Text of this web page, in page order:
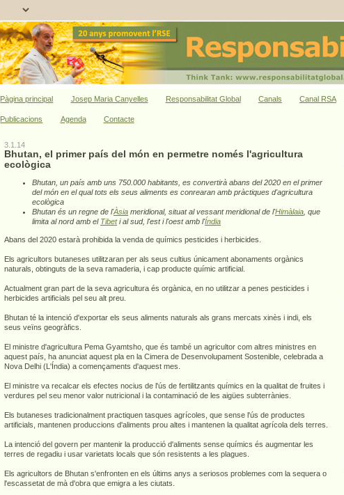
Pàgina principal Josep Maria Canyelles Responsabilitat Global Canals Canal RSA
Publicacions Agenda Contacte
3.1.14
Bhutan, el primer país del món en permetre només l'agricultura
ecològica
Bhutan, un país amb uns 750.000 habitants, es convertirà abans del 2020 en el primer
del món en el qual tots els seus aliments es conrearan amb pràctiques d'agricultura
ecològica
Bhutan és un regne de l'Àsia meridional, situat al vessant meridional de l'Himàlaia, que
limita al nord amb el Tibeti al sud, l'est i l'oest amb l'Índia
Abans del 2020 estarà prohibida la venda de químics pesticides i herbicides.
Els agricultors butaneses utilitzaran per als seus cultius únicament abonaments orgànics
naturals, obtinguts de la seva ramaderia, i cap producte químic artificial.
Actualment gran part de la seva agricultura és orgànica, en no utilitzar a penes pesticides i
herbicides artificials pel seu alt preu.
Bhutan té la intenció d'exportar els seus aliments naturals als grans mercats xinès i indi, els
seus veïns geogràfics.
El ministre d'agricultura Pema Gyamtsho, que és també un agricultor com altres ministres en
aquest país, ha anunciat aquest pla en la Cimera de Desenvolupament Sostenible, celebrada a
Nova Delhi (L'Índia) a començaments d'aquest mes.
El ministre va recalcar els efectes nocius de l'ús de fertilitzants químics en la qualitat de fruites i
verdures pel seu menor valor nutricional i la contaminació de les aigües subterrànies.
Els butaneses tradicionalment practiquen tasques agrícoles, que sense l'ús de productes
artificials, mantenen produccions d'aliments prou altes i mantenen la qualitat agrícola dels terres.
La intenció del govern per mantenir la producció d'aliments sense químics és augmentar les
terres de regadiu i usar varietats locals que són resistents a les plagues.
Els agricultors de Bhutan s'enfronten en els últims anys a seriosos problemes com la sequera o
l'escassetat de mà d'obra que emigra a les ciutats.